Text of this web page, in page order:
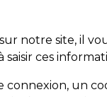
notre site, il
ces
connexion, un